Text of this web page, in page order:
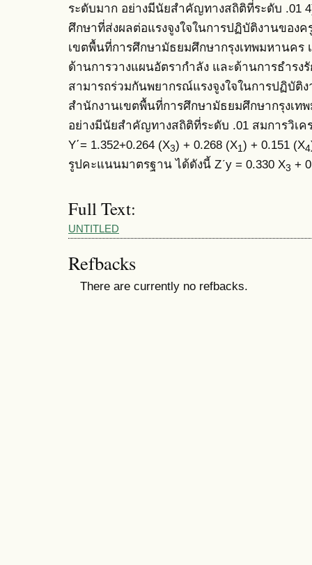
ระดับมาก อย่างมีนัยสำคัญทางสถิติที่ระดับ .01
ศึกษาที่ส่งผลต่อแรงจูงใจในการปฏิบัติงานของค
เขตพื้นที่การศึกษามัธยมศึกษากรุงเทพมหานค
ด้านการวางแผนอัตรากำลัง และด้านการธำร
สามารถร่วมกันพยากรณ์แรงจูงใจในการปฏิบัติ
สำนักงานเขตพื้นที่การศึกษามัธยมศึกษากรุงเท
อย่างมีนัยสำคัญทางสถิติที่ระดับ .01 สมการวิเ
Y΄= 1.352+0.264 (X3) + 0.268 (X1) + 0.151 (X4
รูปคะแนนมาตรฐาน ได้ดังนี้ Zʹy = 0.330 X3 +
Full Text:
UNTITLED
Refbacks
There are currently no refbacks.